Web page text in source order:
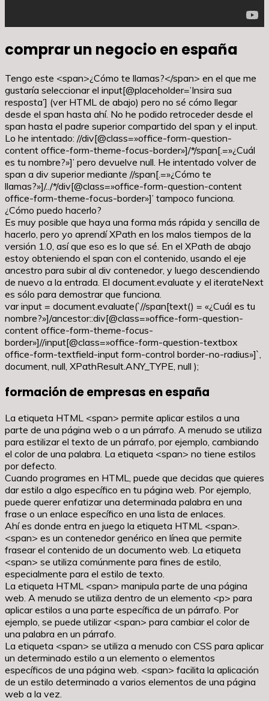
comprar un negocio en españa
Tengo este <span>¿Cómo te llamas?</span> en el que me
gustaría seleccionar el input[@placeholder=’Insira sua
resposta’] (ver HTML de abajo) pero no sé cómo llegar
desde el span hasta ahí. No he podido retroceder desde el
span hasta el padre superior compartido del span y el input.
Lo he intentado: //div[@class=»office-form-question-
content office-form-theme-focus-border»]/*/span[.=»¿Cuál
es tu nombre?»]’ pero devuelve null. He intentado volver de
span a div superior mediante //span[.=»¿Cómo te
llamas?»]/../*/div[@class=»office-form-question-content
office-form-theme-focus-border»]’ tampoco funciona.
¿Cómo puedo hacerlo?
Es muy posible que haya una forma más rápida y sencilla de
hacerlo, pero yo aprendí XPath en los malos tiempos de la
versión 1.0, así que eso es lo que sé. En el XPath de abajo
estoy obteniendo el span con el contenido, usando el eje
ancestro para subir al div contenedor, y luego descendiendo
de nuevo a la entrada. El document.evaluate y el iterateNext
es sólo para demostrar que funciona.
var input = document.evaluate(`//span[text() = «¿Cuál es tu
nombre?»]/ancestor::div[@class=»office-form-question-
content office-form-theme-focus-
border»]//input[@class=»office-form-question-textbox
office-form-textfield-input form-control border-no-radius»]`,
document, null, XPathResult.ANY_TYPE, null );
formación de empresas en españa
La etiqueta HTML <span> permite aplicar estilos a una
parte de una página web o a un párrafo. A menudo se utiliza
para estilizar el texto de un párrafo, por ejemplo, cambiando
el color de una palabra. La etiqueta <span> no tiene estilos
por defecto.
Cuando programes en HTML, puede que decidas que quieres
dar estilo a algo específico en tu página web. Por ejemplo,
puede querer enfatizar una determinada palabra en una
frase o un enlace específico en una lista de enlaces.
Ahí es donde entra en juego la etiqueta HTML <span>.
<span> es un contenedor genérico en línea que permite
frasear el contenido de un documento web. La etiqueta
<span> se utiliza comúnmente para fines de estilo,
especialmente para el estilo de texto.
La etiqueta HTML <span> manipula parte de una página
web. A menudo se utiliza dentro de un elemento <p> para
aplicar estilos a una parte específica de un párrafo. Por
ejemplo, se puede utilizar <span> para cambiar el color de
una palabra en un párrafo.
La etiqueta <span> se utiliza a menudo con CSS para aplicar
un determinado estilo a un elemento o elementos
específicos de una página web. <span> facilita la aplicación
de un estilo determinado a varios elementos de una página
web a la vez.